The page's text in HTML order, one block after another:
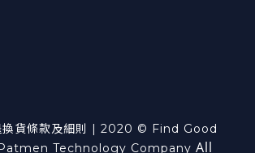
換貨條款及細則 | 2020 © Find Good
Technology Company All